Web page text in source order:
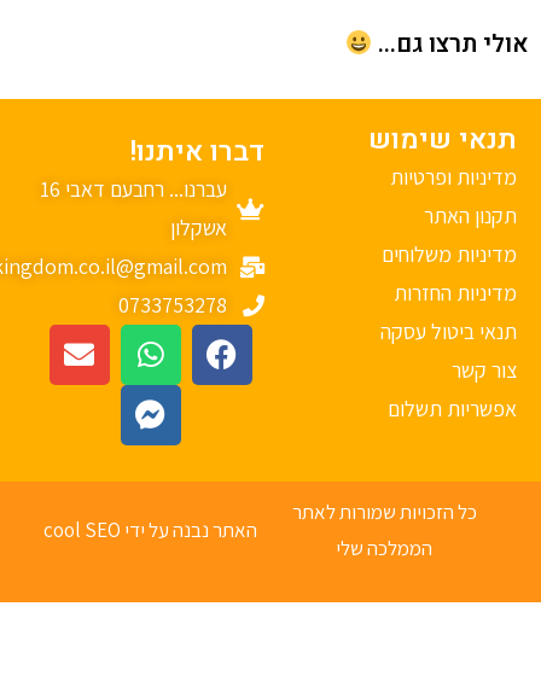
תרצו גם...
שימוש
ופרטיות
האתר
משלוחים
החזרות
ביטול עסקה
קשר
תשלום
דברו איתנו!
עברנו... רחבעם דאבי 16
אשקלון
mykingdom.co.il@gmail.com
0733753278
כל הזכויות שמורות לאתר
הממלכה שלי
האתר נבנה על ידי cool SEO